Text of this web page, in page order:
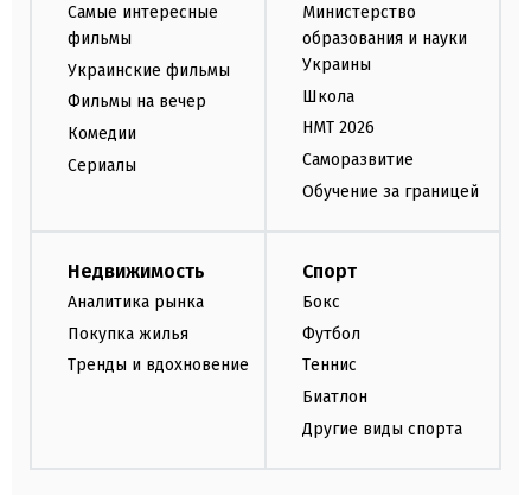
Самые интересные
фильмы
Украинские фильмы
Фильмы на вечер
Комедии
Сериалы
Министерство
образования и науки
Украины
Школа
НМТ 2026
Саморазвитие
Обучение за границей
Недвижимость
Аналитика рынка
Покупка жилья
Тренды и вдохновение
Спорт
Бокс
Футбол
Теннис
Биатлон
Другие виды спорта